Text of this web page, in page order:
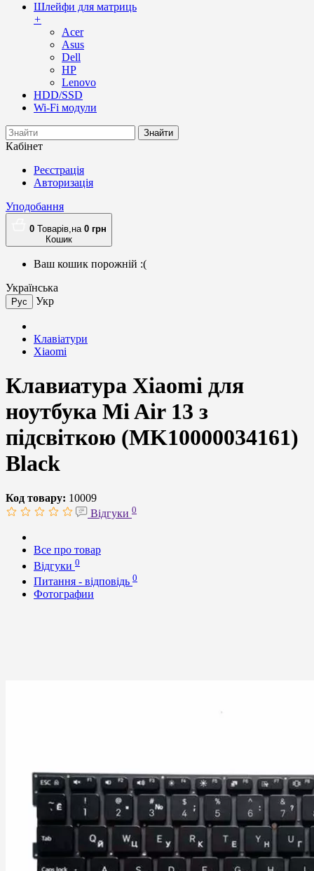
Шлейфи для матриць
+
Acer
Asus
Dell
HP
Lenovo
HDD/SSD
Wi-Fi модули
Знайти
Кабінет
Реєстрація
Авторизація
Уподобання
0 Товарів,на 0 грн
Кошик
Ваш кошик порожній :(
Українська
Рус Укр
Клавіатури
Xiaomi
Клавиатура Xiaomi для
ноутбука Mi Air 13 з
підсвіткою (MK10000034161)
Black
Код товару: 10009
Відгуки 0
Все про товар
Відгуки 0
Питання - відповідь 0
Фотографии